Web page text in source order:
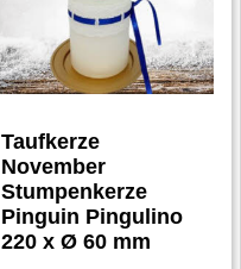
Taufkerze
November
Stumpenkerze
Pinguin Pingulino
220 x Ø 60 mm